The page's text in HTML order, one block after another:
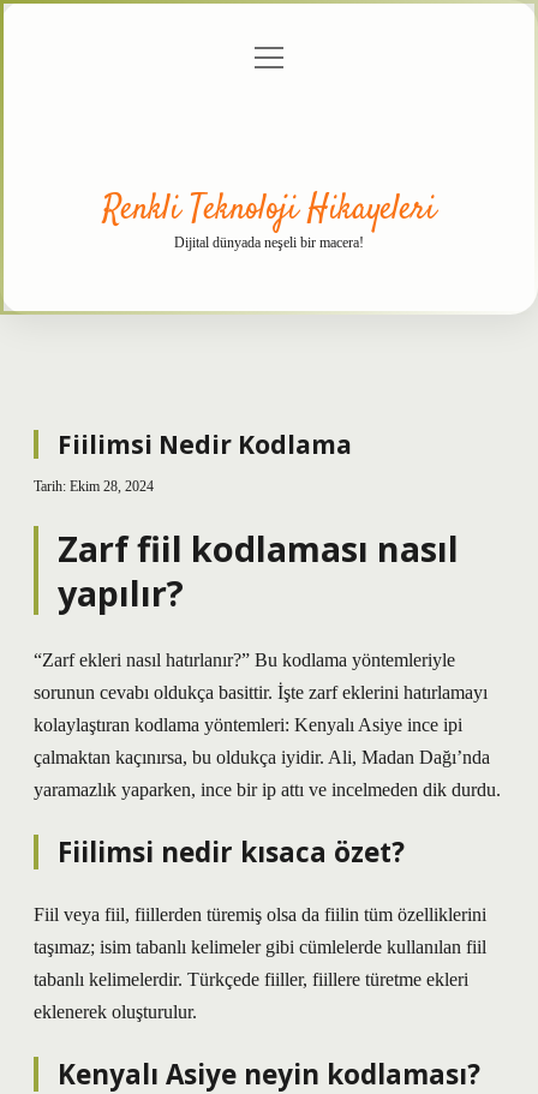
menüyü
Renkli Teknoloji Hikayeleri
Dijital dünyada neşeli bir macera!
Fiilimsi Nedir Kodlama
Tarih: Ekim 28, 2024
Zarf fiil kodlaması nasıl
yapılır?
“Zarf ekleri nasıl hatırlanır?” Bu kodlama yöntemleriyle
sorunun cevabı oldukça basittir. İşte zarf eklerini hatırlamayı
kolaylaştıran kodlama yöntemleri: Kenyalı Asiye ince ipi
çalmaktan kaçınırsa, bu oldukça iyidir. Ali, Madan Dağı’nda
yaramazlık yaparken, ince bir ip attı ve incelmeden dik durdu.
Fiilimsi nedir kısaca özet?
Fiil veya fiil, fiillerden türemiş olsa da fiilin tüm özelliklerini
taşımaz; isim tabanlı kelimeler gibi cümlelerde kullanılan fiil
tabanlı kelimelerdir. Türkçede fiiller, fiillere türetme ekleri
eklenerek oluşturulur.
Kenyalı Asiye neyin kodlaması?